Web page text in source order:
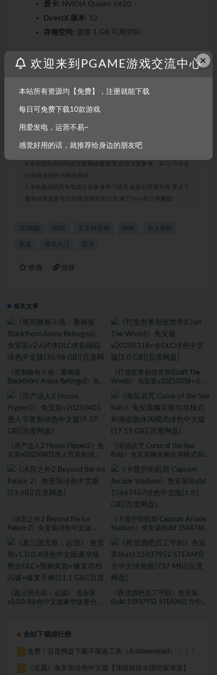
显卡: NVIDIA Quadro K620
DirectX 版本: 12
存储空间: 需要 1 GB 可用空间
1.本站部分内容转载自其它媒体,但并不代表本站赞同其观点和对
其真实性负责。
法使用。
3.如果本站有侵犯、不妥之处的资源,请联系我们。将会第一时间
4.本站部分内容均由互联网收集整理,仅供大家参考、学习,不存在
任何商业目的与商业用途。
5.本站提供的所有资源仅供参考学习使用,版权归原著所有,禁止下
载本站资源参与任何商业和非法行为,请于24小时之内删除!
3D画面 RPG 不支持手柄 休闲 单人单机
竞速 菜鸟入门 音乐
收藏 链接
相关文章
《黑荆棘角斗场：重铸版
Blackthorn Arena Reforged》免
文版[30.98 GB][百度网盘]
《打造世界创造世界(Craft The
World)》免安装v20250318+全
盘]
《房产达人2 House Flipper2》免
安装v20250401愚人节更新绿色
《海鼠诅咒 Curse of the Sea
Rats》免安装幽灵船生存模式和
GB][百度网盘]
《冰宫之外2 Beyond the Ice
Palace 2》免安装绿色中文版
《卡普空街机馆 Capcom Arcade
Stadium》免安装Build 15647467
《真三国无双：起源》 免安装
v1.0.0.4绿色中文版豪华版整合
《夜弦酒吧员工守则》免安装
Build.15937952 STEAM官方中文
全站下载排行榜
1 免费！百度网盘下载不限速工具（Antdownload）！！！
2
《还愿》免安装绿色中文版【顶级超级全国绝版资源】
×
欢迎来到PGAME游戏交流中心
本站所有资源均【免费】，注册就能下载
每日可免费下载10款游戏
用爱发电，运营不易~
感觉好用的话，就推荐给身边的朋友吧